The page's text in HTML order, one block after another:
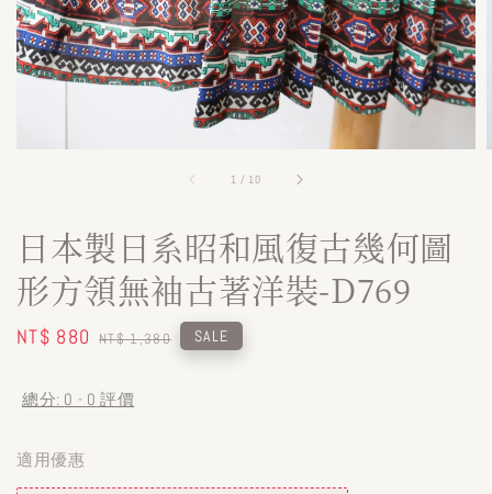
1 / 10
日本製日系昭和風復古幾何圖
形方領無袖古著洋裝-D769
Sale
NT$ 880 Regular
NT$ 1,380 SALE
總分: 0 - 0 評價
適用優惠